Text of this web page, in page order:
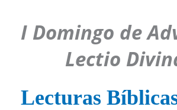
I Domingo de
Lectio
Lecturas